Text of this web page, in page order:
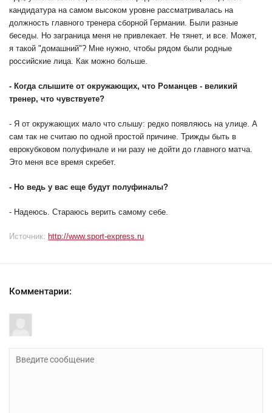
кандидатура на самом высоком уровне рассматривалась на
должность главного тренера сборной Германии. Были разные
беседы. Но заграница меня не привлекает. Не тянет, и все. Может,
я такой "домашний"? Мне нужно, чтобы рядом были родные
российские лица. Как можно больше.
- Когда слышите от окружающих, что Романцев - великий
тренер, что чувствуете?
- Я от окружающих мало что слышу: редко появляюсь на улице. А
сам так не считаю по одной простой причине. Трижды быть в
еврокубковом полуфинале и ни разу не дойти до главного матча.
Это меня все время скребет.
- Но ведь у вас еще будут полуфиналы?
- Надеюсь. Стараюсь верить самому себе.
Источник: http://www.sport-express.ru
Комментарии: